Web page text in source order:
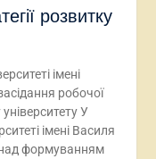
розвитку
імені
робочої
У
імені Василя
формуванням